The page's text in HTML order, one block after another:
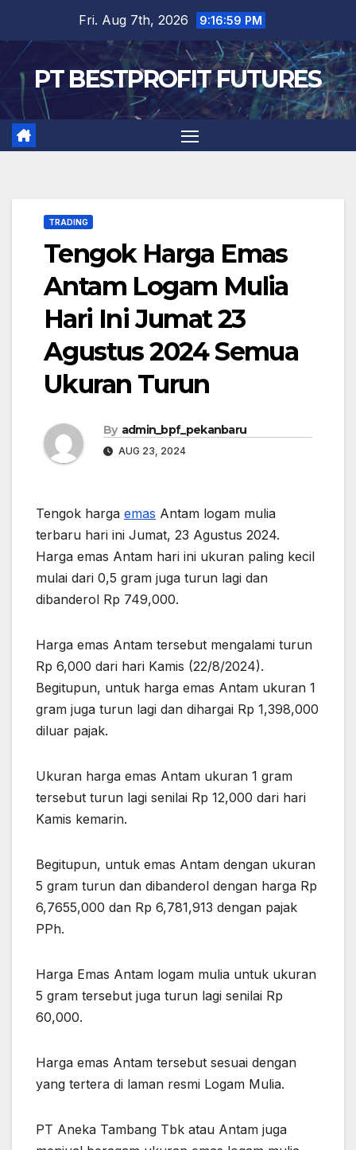
content
Fri. Aug 7th, 2026 9:16:59 PM
PT BESTPROFIT FUTURES
TRADING
Tengok Harga Emas
Antam Logam Mulia
Hari Ini Jumat 23
Agustus 2024 Semua
Ukuran Turun
By admin_bpf_pekanbaru
AUG 23, 2024
Tengok harga emas Antam logam mulia
terbaru hari ini Jumat, 23 Agustus 2024.
Harga emas Antam hari ini ukuran paling kecil
mulai dari 0,5 gram juga turun lagi dan
dibanderol Rp 749,000.
Harga emas Antam tersebut mengalami turun
Rp 6,000 dari hari Kamis (22/8/2024).
Begitupun, untuk harga emas Antam ukuran 1
gram juga turun lagi dan dihargai Rp 1,398,000
diluar pajak.
Ukuran harga emas Antam ukuran 1 gram
tersebut turun lagi senilai Rp 12,000 dari hari
Kamis kemarin.
Begitupun, untuk emas Antam dengan ukuran
5 gram turun dan dibanderol dengan harga Rp
6,7655,000 dan Rp 6,781,913 dengan pajak
PPh.
Harga Emas Antam logam mulia untuk ukuran
5 gram tersebut juga turun lagi senilai Rp
60,000.
Harga emas Antam tersebut sesuai dengan
yang tertera di laman resmi Logam Mulia.
PT Aneka Tambang Tbk atau Antam juga